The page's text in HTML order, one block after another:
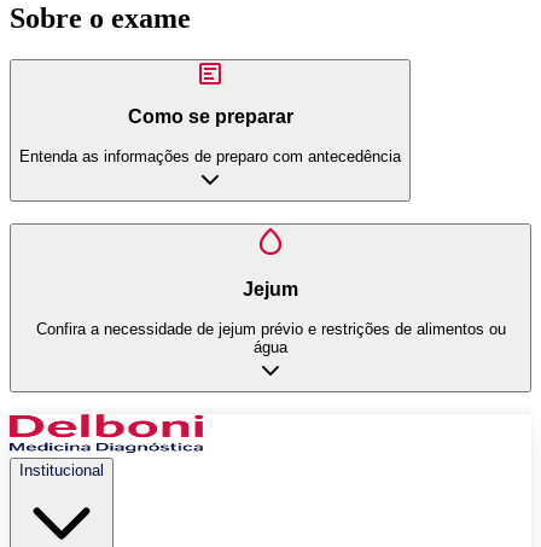
Sobre o exame
Como se preparar
Entenda as informações de preparo com antecedência
Jejum
Confira a necessidade de jejum prévio e restrições de alimentos ou
água
Institucional